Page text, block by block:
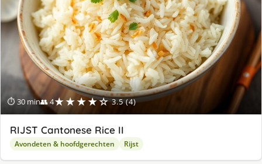
⏱ 30 min👥 4★★★★☆ 3.5 (4)
RIJST Cantonese Rice II
Avondeten & hoofdgerechten Rijst